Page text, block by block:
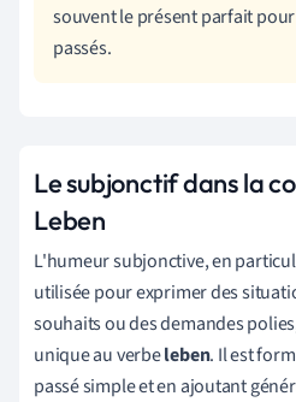
souvent le présent parfait
passés.
Le subjonctif dans la
Leben
L'humeur subjonctive, en
utilisée pour exprimer des
souhaits ou des demandes
unique au verbeleben. Il est
passé simple et en ajoutant